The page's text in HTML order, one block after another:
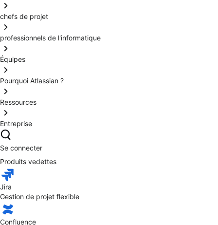
chefs de projet
professionnels de l'informatique
Équipes
Pourquoi Atlassian ?
Ressources
Entreprise
Se connecter
Produits vedettes
Jira
Gestion de projet flexible
Confluence